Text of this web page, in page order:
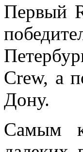
Первый
Crew, а
Дону.
Самым